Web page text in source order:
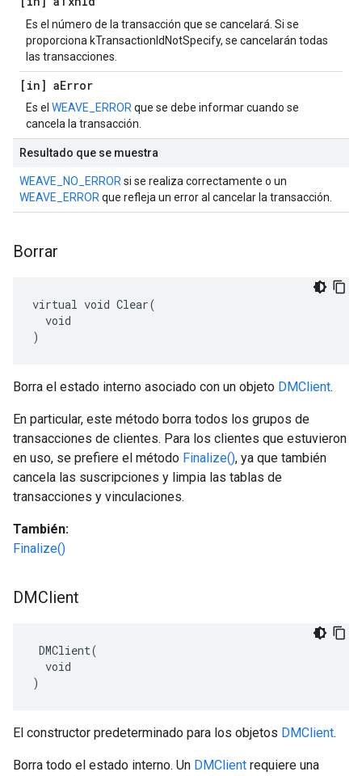
Es el número de la transacción que se cancelará. Si se
proporciona kTransactionIdNotSpecify, se cancelarán todas
las transacciones.
[in] aError
Es el WEAVE_ERROR que se debe informar cuando se
cancela la transacción.
Resultado que se muestra
WEAVE_NO_ERROR si se realiza correctamente o un
WEAVE_ERROR que refleja un error al cancelar la transacción.
Borrar
virtual void Clear(
  void
)
Borra el estado interno asociado con un objeto DMClient.
En particular, este método borra todos los grupos de
transacciones de clientes. Para los clientes que estuvieron
en uso, se prefiere el método Finalize(), ya que también
cancela las suscripciones y limpia las tablas de
transacciones y vinculaciones.
También:
Finalize()
DMClient
DMClient(
  void
)
El constructor predeterminado para los objetos DMClient.
Borra todo el estado interno. Un DMClient requiere una